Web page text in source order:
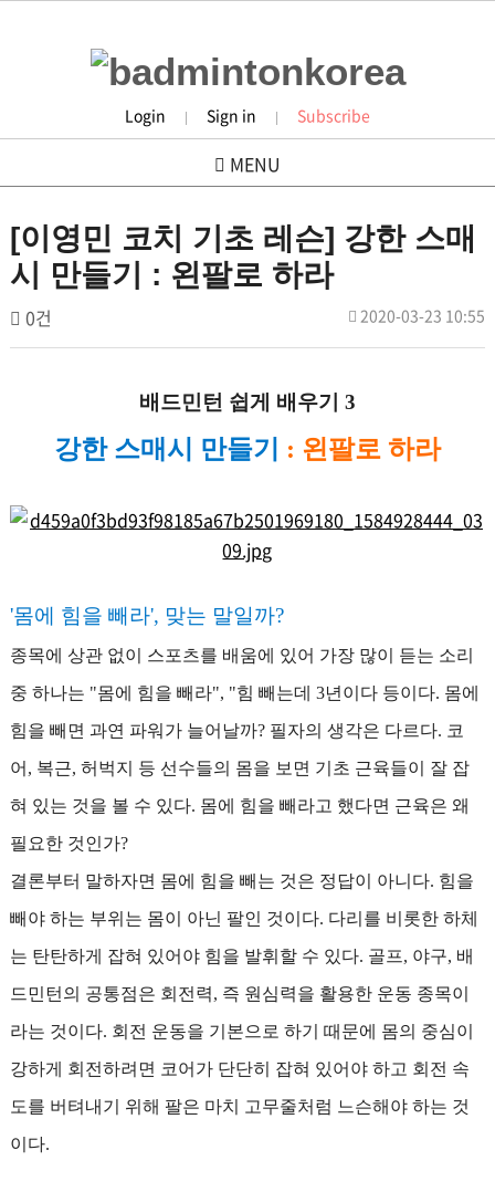
Login | Sign in | Subscribe
MENU
people
[이영민 코치 기초 레슨] 강한 스매
시 만들기 : 왼팔로 하라
작
성
배
드
댓
글
0건
작2020-03-23 10:55
배드민턴 쉽게 배우기 3
강한 스매시 만들기 : 왼팔로 하라
'몸에 힘을 빼라', 맞는 말일까?
종목에 상관 없이 스포츠를 배움에 있어 가장 많이 듣는 소리
중 하나는 "몸에 힘을 빼라", "힘 빼는데 3년이다 등이다. 몸에
힘을 빼면 과연 파워가 늘어날까? 필자의 생각은 다르다. 코
어, 복근, 허벅지 등 선수들의 몸을 보면 기초 근육들이 잘 잡
혀 있는 것을 볼 수 있다. 몸에 힘을 빼라고 했다면 근육은 왜
필요한 것인가?
결론부터 말하자면 몸에 힘을 빼는 것은 정답이 아니다. 힘을
빼야 하는 부위는 몸이 아닌 팔인 것이다. 다리를 비롯한 하체
는 탄탄하게 잡혀 있어야 힘을 발휘할 수 있다. 골프, 야구, 배
드민턴의 공통점은 회전력, 즉 원심력을 활용한 운동 종목이
라는 것이다. 회전 운동을 기본으로 하기 때문에 몸의 중심이
강하게 회전하려면 코어가 단단히 잡혀 있어야 하고 회전 속
도를 버텨내기 위해 팔은 마치 고무줄처럼 느슨해야 하는 것
이다.